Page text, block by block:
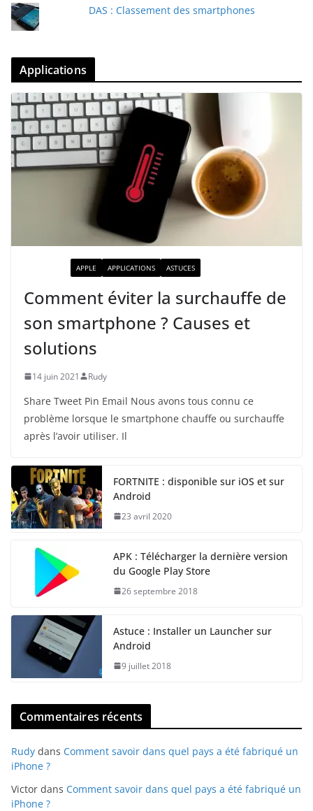
DAS : Classement des smartphones
Applications
APPLE APPLICATIONS ASTUCES
Comment éviter la surchauffe de
son smartphone ? Causes et
solutions
14 juin 2021 Rudy
Share Tweet Pin Email Nous avons tous connu ce
problème lorsque le smartphone chauffe ou surchauffe
après l’avoir utiliser. Il
FORTNITE : disponible sur iOS et sur
Android
23 avril 2020
APK : Télécharger la dernière version
du Google Play Store
26 septembre 2018
Astuce : Installer un Launcher sur
Android
9 juillet 2018
Commentaires récents
Rudy dans Comment savoir dans quel pays a été fabriqué un
iPhone ?
Victor dans Comment savoir dans quel pays a été fabriqué un
iPhone ?